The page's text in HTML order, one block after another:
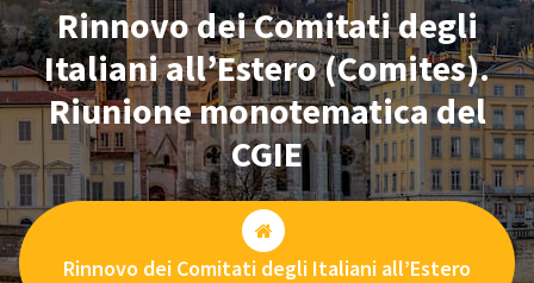
Rinnovo dei Comitati degli
Italiani all’Estero (Comites).
Riunione monotematica del
CGIE
Rinnovo dei Comitati degli Italiani all’Estero